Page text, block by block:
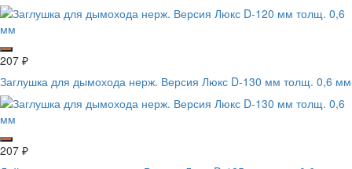
207 ₽
Заглушка для дымохода нерж. Версия Люкс D-130 мм толщ. 0,6 мм
207 ₽